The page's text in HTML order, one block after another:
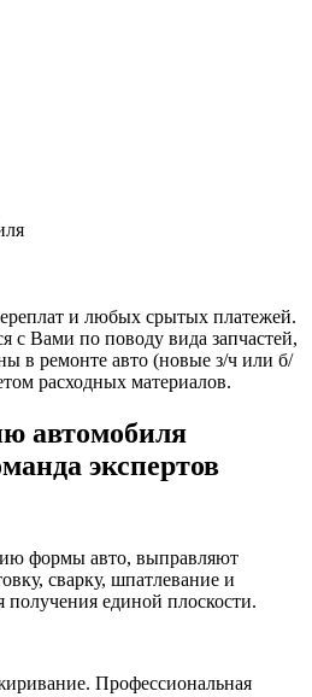
и любых срытых платежей.
с Вами по поводу вида запчастей,
в ремонте авто (новые з/ч или б/
расходных материалов.
автомобиля
экспертов
формы авто, выправляют
сварку, шпатлевание и
получения единой плоскости.
Профессиональная